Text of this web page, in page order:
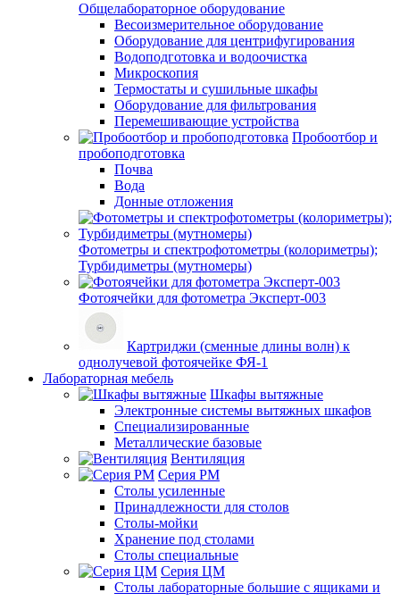
Общелабораторное оборудование
Весоизмерительное оборудование
Оборудование для центрифугирования
Водоподготовка и водоочистка
Микроскопия
Термостаты и сушильные шкафы
Оборудование для фильтрования
Перемешивающие устройства
Пробоотбор и
пробоподготовка
Почва
Вода
Донные отложения
Фотометры и спектрофотометры (колориметры);
Турбидиметры (мутномеры)
Фотоячейки для фотометра Эксперт-003
Картриджи (сменные длины волн) к
однолучевой фотоячейке ФЯ-1
Лабораторная мебель
Шкафы вытяжные
Электронные системы вытяжных шкафов
Специализированные
Металлические базовые
Вентиляция
Серия РМ
Столы усиленные
Принадлежности для столов
Столы-мойки
Хранение под столами
Столы специальные
Серия ЦМ
Столы лабораторные большие с ящиками и